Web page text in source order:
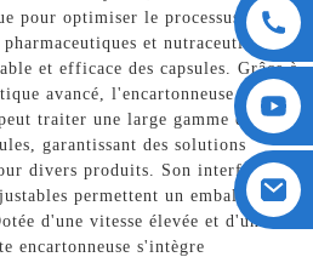
pour optimiser le processus
et nutraceutiques,
et efficace des capsules. Grâce à
avancé, l'encartonneuse
traiter une large gamme de
garantissant des solutions
divers produits. Son interface
permettent un emballage
d'une vitesse élevée et d'une
encartonneuse s'intègre